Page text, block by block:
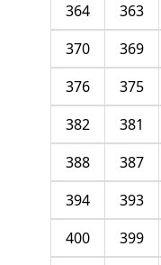
363
364
369
370
375
376
381
382
387
388
393
394
399
400